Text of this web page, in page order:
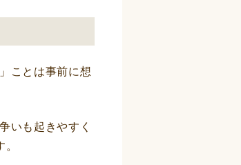
ことは事前に想
いも起きやすく